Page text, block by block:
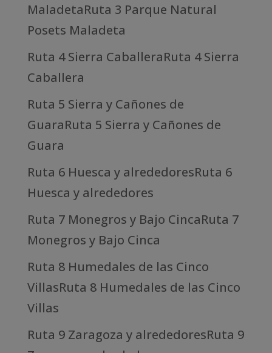
MaladetaRuta 3 Parque Natural
Posets Maladeta
Ruta 4 Sierra CaballeraRuta 4 Sierra
Caballera
Ruta 5 Sierra y Cañones de
GuaraRuta 5 Sierra y Cañones de
Guara
Ruta 6 Huesca y alrededoresRuta 6
Huesca y alrededores
Ruta 7 Monegros y Bajo CincaRuta 7
Monegros y Bajo Cinca
Ruta 8 Humedales de las Cinco
VillasRuta 8 Humedales de las Cinco
Villas
Ruta 9 Zaragoza y alrededoresRuta 9